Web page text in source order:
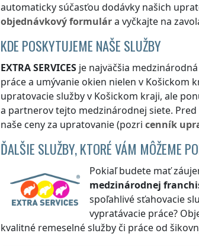
automaticky súčasťou dodávky našich
objednávkový formulára vyčkajte na
KDE POSKYTUJEME NAŠE SLUŽBY
EXTRA SERVICES je najväčšia
práce a umývanie okien nielen v Košickom
upratovacie službyv Košickom kraji, ale
a partnerov tejto medzinárodnej siete. Pred
naše ceny za upratovanie (pozri cenník
ĎALŠIE SLUŽBY, KTORÉ VÁM MÔŽEME
Pokiaľ budete mať
medzinárodnej
spoľahlivé sťahovacie
vypratávacie práce?
kvalitné remeselné služby či práce od